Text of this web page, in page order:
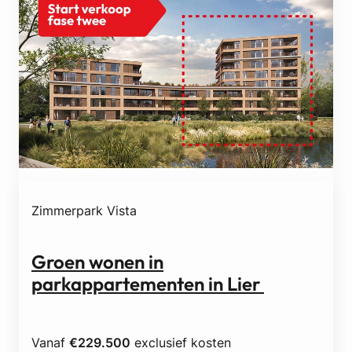
a
e
r
f
r
o
n
t
a
t
e
m
t
Zimmerpark Vista
Groen wonen in
parkappartementen in Lier
Vanaf €229.500 exclusief kosten